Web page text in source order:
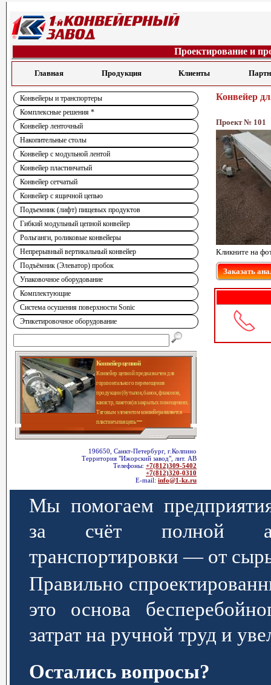
Проектирование и
Главная Продукция Клиенты
Конвейеры и транспортеры
Комплексные решения *
Конвейер ленточный
Накопительные столы
Конвейер с модульной лентой
Конвейер пластинчатый
Конвейер сетчатый
Конвейер с ящичной цепью
Подъемник (лифт) пищевых продуктов
Гибкий модульный цепной конвейер
Рольганги, роликовые конвейеры
Непрерывный вертикальный конвейер
Подъёмник (Элеватор) пробок
Упаковочное оборудование
Комплектующие
Система осушения поверхности Sonic
Этикетировочное оборудование
Конвейер цепной
Конвейер цепной предназначен для
горизонтального перемещения
продукции (бутылок, банок, флаконов,
канистр, пакетов) в закрытых помещениях.
Тяговым элементом конвейера является
пластинчатая цепь
196650, Санкт-Петербург, г.Колпино
Территория "Ижорский завод", лит. АВ
Телефоны: +7(812)309-5402
+7(812)320-0310
E-mail: info@1-kz.ru
Конвейер
Проект № 101
Кликните на
Заказать
Мы помогаем
за счёт полной
транспортировки — от
Правильно
это основа
затрат на ручной труд и
Остались вопросы?